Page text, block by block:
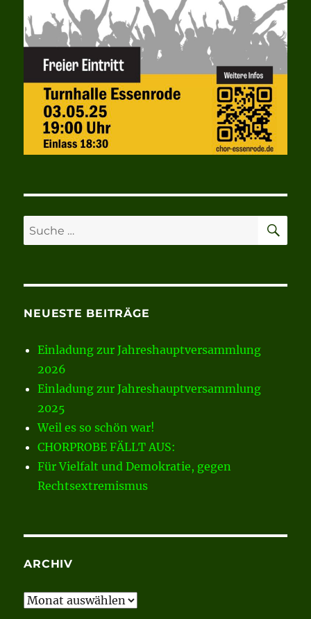
Suche
nach:
NEUESTE BEITRÄGE
Einladung zur Jahreshauptversammlung
2026
Einladung zur Jahreshauptversammlung
2025
Weil es so schön war!
CHORPROBE FÄLLT AUS:
Für Vielfalt und Demokratie, gegen
Rechtsextremismus
ARCHIV
Archiv